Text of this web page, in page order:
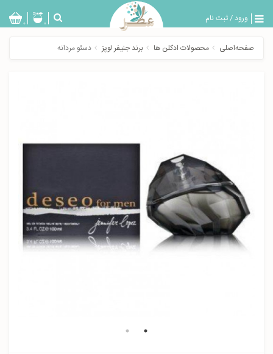
ورود/ثبت نام
بازگشت
0 0
صفحه‌اصلی محصولات ادکلن ها برند جنیفر لوپز دسئو مردانه